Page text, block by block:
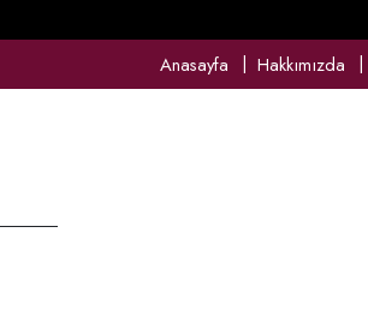
Anasayfa Hakkımızda